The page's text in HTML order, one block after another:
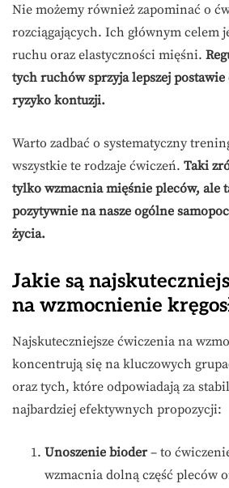
Nie możemy również zapominać o
rozciągających. Ich głównym celem
ruchu oraz elastyczności mięśni.
tych ruchów sprzyja lepszej postawie
ryzyko kontuzji.
Warto zadbać o systematyczny
wszystkie te rodzaje ćwiczeń. Taki
tylko wzmacnia mięśnie pleców, ale
pozytywnie na nasze ogólne
życia.
Jakie są
na wzmocnienie
Najskuteczniejsze ćwiczenia na
koncentrują się na kluczowych
oraz tych, które odpowiadają za
najbardziej efektywnych propozycji:
Unoszenie bioder– to
wzmacnia dolną część pleców